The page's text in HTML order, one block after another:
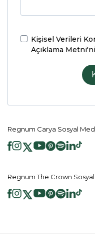
Kişisel Verileri
Açıklama Metni'ni
Regnum Carya Sosyal
Regnum The Crown